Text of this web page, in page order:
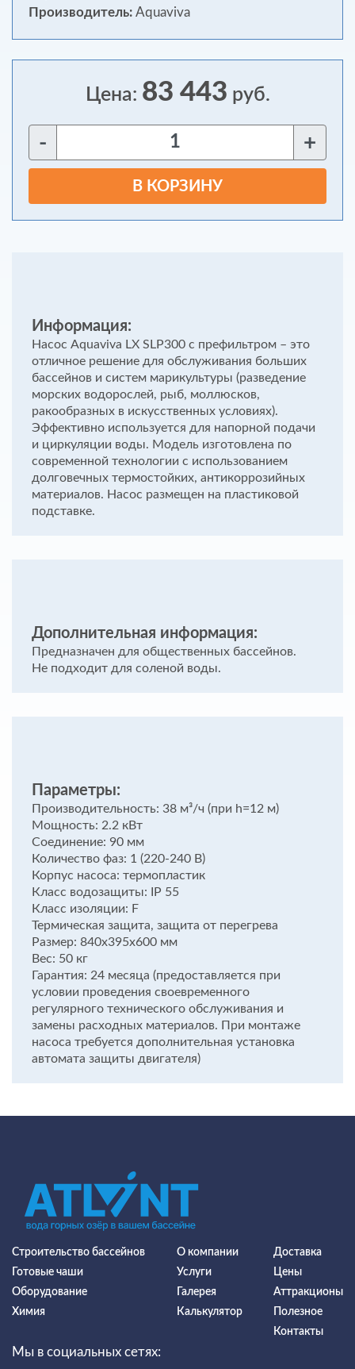
Производитель:Aquaviva
Цена: 83 443 руб.
- +
В КОРЗИНУ
Информация:
Насос Aquaviva LX SLP300 с префильтром – это
отличное решение для обслуживания больших
бассейнов и систем марикультуры (разведение
морских водорослей, рыб, моллюсков,
ракообразных в искусственных условиях).
Эффективно используется для напорной подачи
и циркуляции воды. Модель изготовлена по
современной технологии с использованием
долговечных термостойких, антикоррозийных
материалов. Насос размещен на пластиковой
подставке.
Дополнительная информация:
Предназначен для общественных бассейнов.
Не подходит для соленой воды.
Параметры:
Производительность: 38 м³/ч (при h=12 м)
Мощность: 2.2 кВт
Соединение: 90 мм
Количество фаз: 1 (220-240 В)
Корпус насоса: термопластик
Класс водозащиты: IP 55
Класс изоляции: F
Термическая защита, защита от перегрева
Размер: 840х395х600 мм
Вес: 50 кг
Гарантия: 24 месяца (предоставляется при
условии проведения своевременного
регулярного технического обслуживания и
замены расходных материалов. При монтаже
насоса требуется дополнительная установка
автомата защиты двигателя)
Строительство бассейнов
Готовые чаши
Оборудование
Химия
О компании
Услуги
Галерея
Калькулятор
Доставка
Цены
Аттракционы
Полезное
Контакты
Мы в социальных сетях: